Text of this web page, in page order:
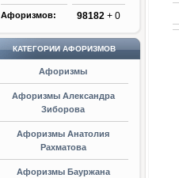
Афоризмов: 98182+ 0
КАТЕГОРИИ АФОРИЗМОВ
Афоризмы
Афоризмы Александра
Зиборова
Афоризмы Анатолия
Рахматова
Афоризмы Бауржана